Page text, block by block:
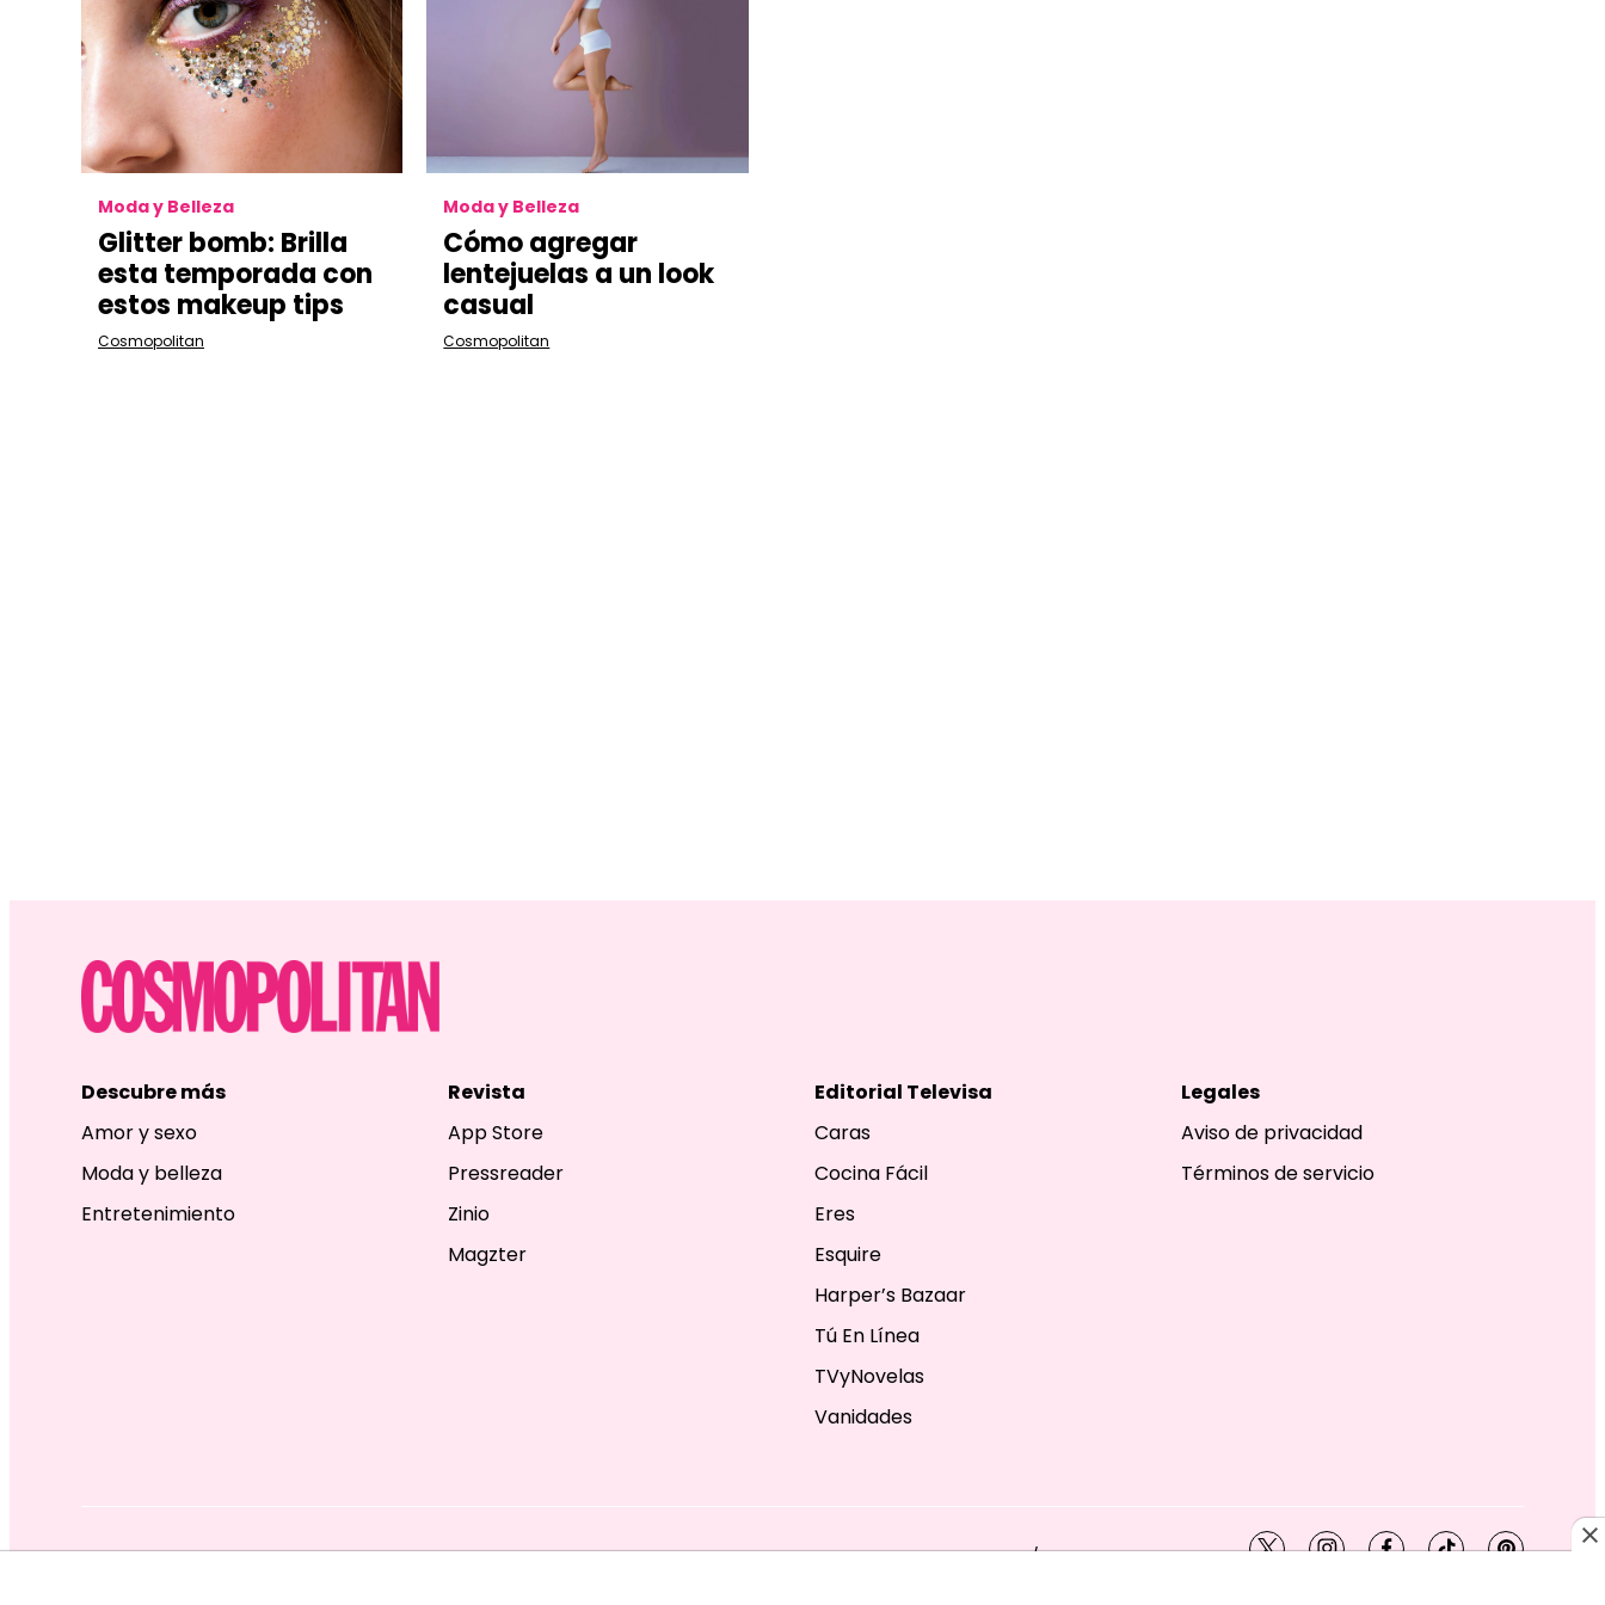
Moda y Belleza
Glitter bomb: Brilla
esta temporada con
estos makeup tips
Cosmopolitan
Moda y Belleza
Cómo agregar
lentejuelas a un look
casual
Cosmopolitan
Descubre más
Amor y sexo
Moda y belleza
Entretenimiento
Revista
App Store
Pressreader
Zinio
Magzter
Editorial Televisa
Caras
Cocina Fácil
Eres
Esquire
Harper’s Bazaar
Tú En Línea
TVyNovelas
Vanidades
Legales
Aviso de privacidad
Términos de servicio
EDITORIAL TELEVISA S.A. DE C.V. TODOS LOS DERECHOS RESERVADOS. TBG - EDITORIAL TELEVISA - LIFESTYLES - BEAUTY / FASHION twitterinstagramfacebook
tiktokpinterest